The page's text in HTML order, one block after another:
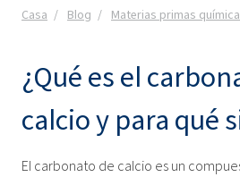
Casa Blog Materias primas
¿Qué es el
calcio y para qué
El carbonato de calcio es un